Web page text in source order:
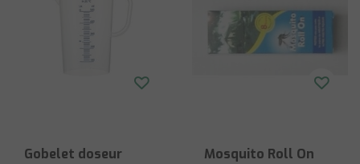
Gobelet doseur
Mosquito Roll On